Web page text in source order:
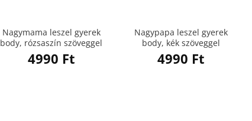
Nagymama leszel gyerek
body, rózsaszín szöveggel
4990 Ft
Nagypapa leszel gyerek
body, kék szöveggel
4990 Ft